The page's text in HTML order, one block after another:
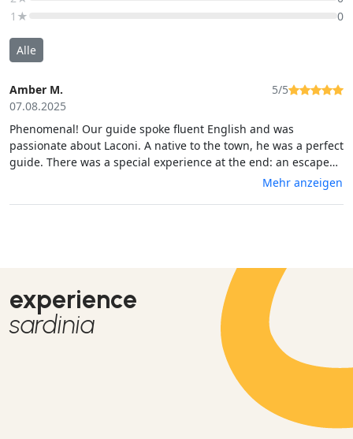
1★
0
Alle
Amber M.
07.08.2025
5/5
Phenomenal! Our guide spoke fluent English and was
passionate about Laconi. A native to the town, he was a perfect
guide. There was a special experience at the end: an escape
room! We (including the kids!) loved it. You will be delighted.
Mehr anzeigen
experience
sardinia